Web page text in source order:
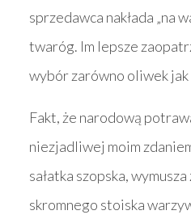
sprzedawca nakłada „na
twaróg. Im lepsze
wybór zarówno oliwek
Fakt, że narodową
niezjadliwej moim
sałatka szopska,
skromnego stoiska